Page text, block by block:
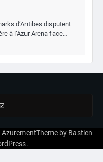
d’Antibes disputent
à l’Azur Arena face…
AzurementTheme by Bastien
.